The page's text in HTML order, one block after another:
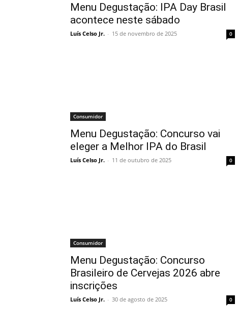
Menu Degustação: IPA Day Brasil
acontece neste sábado
Luís Celso Jr. - 15 de novembro de 2025 0
Consumidor
Menu Degustação: Concurso vai
eleger a Melhor IPA do Brasil
Luís Celso Jr. - 11 de outubro de 2025 0
Consumidor
Menu Degustação: Concurso
Brasileiro de Cervejas 2026 abre
inscrições
Luís Celso Jr. - 30 de agosto de 2025 0